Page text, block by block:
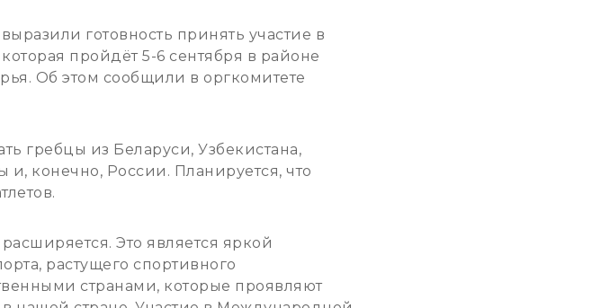
готовность принять участие в
пройдёт 5-6 сентября в районе
Об этом сообщили в оргкомитете
гребцы из Беларуси, Узбекистана,
и, конечно, России. Планируется, что
Это является яркой
растущего спортивного
странами, которые проявляют